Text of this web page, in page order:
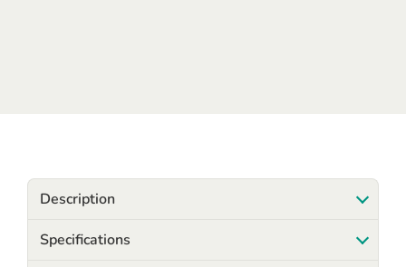
Description
Specifications